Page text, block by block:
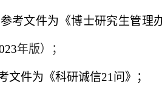
考文件为《博士研究生管理
3年版）；
文件为《科研诚信21问》；